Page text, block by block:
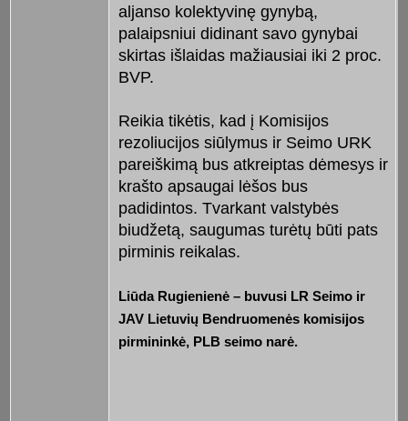
aljanso kolektyvinę gynybą,
palaipsniui didinant savo gynybai
skirtas išlaidas mažiausiai iki 2 proc.
BVP.
Reikia tikėtis, kad į Komisijos
rezoliucijos siūlymus ir Seimo URK
pareiškimą bus atkreiptas dėmesys ir
krašto apsaugai lėšos bus
padidintos. Tvarkant valstybės
biudžetą, saugumas turėtų būti pats
pirminis reikalas.
Liūda Rugienienė – buvusi LR Seimo ir
JAV Lietuvių Bendruomenės komisijos
pirmininkė, PLB seimo narė.